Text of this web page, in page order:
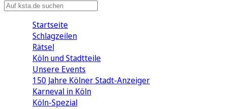
Startseite
Schlagzeilen
Rätsel
Köln und Stadtteile
Unsere Events
150 Jahre Kölner Stadt-Anzeiger
Karneval in Köln
Köln-Spezial